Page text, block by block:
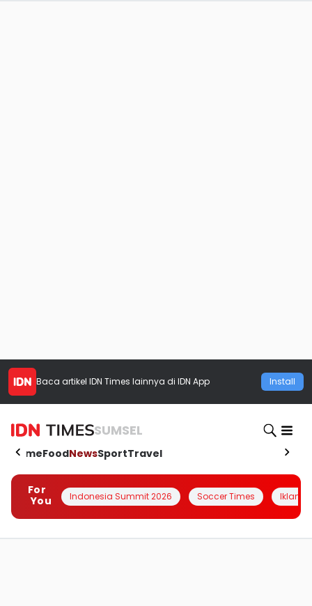
Baca artikel IDN Times lainnya di IDN App Install
SUMSEL
HomeFoodNewsSportTravel
For
You
Indonesia Summit 2026 Soccer Times Iklanin